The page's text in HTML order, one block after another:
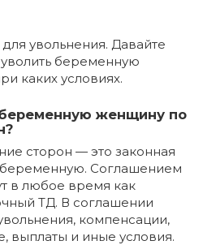
увольнения. Давайте
беременную
каких условиях.
женщину по
сторон — это законная
беременную. Соглашением
в любое время как
ТД. В соглашении
компенсации,
и иные условия.